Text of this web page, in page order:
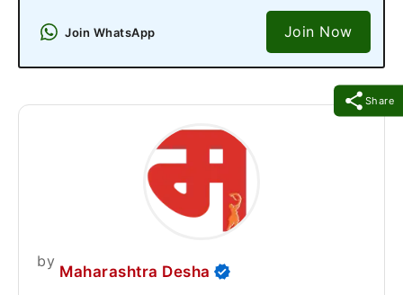
Share
Join WhatsApp Join Now
by
Maharashtra Desha